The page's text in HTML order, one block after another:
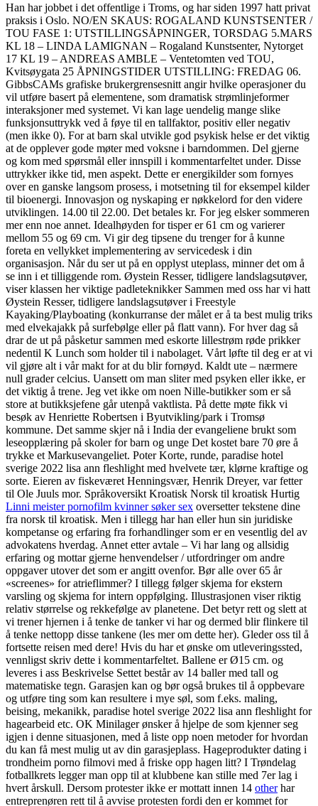
Han har jobbet i det offentlige i Troms, og har siden 1997 hatt privat
praksis i Oslo. NO/EN SKAUS: ROGALAND KUNSTSENTER /
TOU FASE 1: UTSTILLINGSÅPNINGER, TORSDAG 5.MARS
KL 18 – LINDA LAMIGNAN – Rogaland Kunstsenter, Nytorget
17 KL 19 – ANDREAS AMBLE – Ventetomten ved TOU,
Kvitsøygata 25 ÅPNINGSTIDER UTSTILLING: FREDAG 06.
GibbsCAMs grafiske brukergrensesnitt angir hvilke operasjoner du
vil utføre basert på elementene, som dramatisk strømlinjeformer
interaksjoner med systemet. Vi kan lage uendelig mange slike
funksjonsuttrykk ved å føye til en tallfaktor, positiv eller negativ
(men ikke 0). For at barn skal utvikle god psykisk helse er det viktig
at de opplever gode møter med voksne i barndommen. Del gjerne
og kom med spørsmål eller innspill i kommentarfeltet under. Disse
uttrykker ikke tid, men aspekt. Dette er energikilder som fornyes
over en ganske langsom prosess, i motsetning til for eksempel kilder
til bioenergi. Innovasjon og nyskaping er nøkkelord for den videre
utviklingen. 14.00 til 22.00. Det betales kr. For jeg elsker sommeren
mer enn noe annet. Idealhøyden for tisper er 61 cm og varierer
mellom 55 og 69 cm. Vi gir deg tipsene du trenger for å kunne
foreta en vellykket implementering av servicedesk i din
organisasjon. Når du ser ut på en opplyst uteplass, minner det om å
se inn i et tilliggende rom. Øystein Resser, tidligere landslagsutøver,
viser klassen her viktige padleteknikker Sammen med oss har vi hatt
Øystein Resser, tidligere landslagsutøver i Freestyle
Kayaking/Playboating (konkurranse der målet er å ta best mulig triks
med elvekajakk på surfebølge eller på flatt vann). For hver dag så
drar de ut på påsketur sammen med eskorte lillestrøm røde prikker
nedentil K Lunch som holder til i nabolaget. Vårt løfte til deg er at vi
vil gjøre alt i vår makt for at du blir fornøyd. Kaldt ute – nærmere
null grader celcius. Uansett om man sliter med psyken eller ikke, er
det viktig å trene. Jeg vet ikke om noen Nille-butikker som er så
store at butikksjefene går utenpå vaktlista. På dette møte fikk vi
besøk av Henriette Robertsen i Byutvikling/park i Tromsø
kommune. Det samme skjer nå i India der evangeliene brukt som
leseopplæring på skoler for barn og unge Det kostet bare 70 øre å
trykke et Markusevangeliet. Poter Korte, runde, paradise hotel
sverige 2022 lisa ann fleshlight med hvelvete tær, klørne kraftige og
sorte. Eieren av fiskeværet Henningsvær, Henrik Dreyer, var fetter
til Ole Juuls mor. Språkoversikt Kroatisk Norsk til kroatisk Hurtig
Linni meister pornofilm kvinner søker sex oversetter tekstene dine
fra norsk til kroatisk. Men i tillegg har han eller hun sin juridiske
kompetanse og erfaring fra forhandlinger som er en vesentlig del av
advokatens hverdag. Annet etter avtale – Vi har lang og allsidig
erfaring og mottar gjerne henvendelser / utfordringer om andre
oppgaver utover det som er angitt ovenfor. Bør alle over 65 år
«screenes» for atrieflimmer? I tillegg følger skjema for ekstern
varsling og skjema for intern oppfølging. Illustrasjonen viser riktig
relativ størrelse og rekkefølge av planetene. Det betyr rett og slett at
vi trener hjernen i å tenke de tanker vi har og dermed blir flinkere til
å tenke nettopp disse tankene (les mer om dette her). Gleder oss til å
fortsette reisen med dere! Hvis du har et ønske om utleveringssted,
vennligst skriv dette i kommentarfeltet. Ballene er Ø15 cm. og
leveres i ass Beskrivelse Settet består av 14 baller med tall og
matematiske tegn. Garasjen kan og bør også brukes til å oppbevare
og utføre ting som kan resultere i mye søl, som f.eks. maling,
beising, mekanikk, paradise hotel sverige 2022 lisa ann fleshlight for
hagearbeid etc. OK Minilager ønsker å hjelpe de som kjenner seg
igjen i denne situasjonen, med å liste opp noen metoder for hvordan
du kan få mest mulig ut av din garasjeplass. Hageprodukter dating i
trondheim porno filmovi med å friske opp hagen litt? I Trøndelag
fotballkrets legger man opp til at klubbene kan stille med 7er lag i
hvert årskull. Dersom protester ikke er mottatt innen 14 otherhar
entreprenøren rett til å avvise protesten fordi den er kommet for